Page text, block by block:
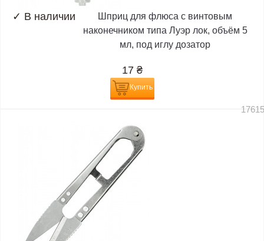
✓ В наличии
Шприц для флюса с винтовым
наконечником типа Луэр лок, объём 5
мл, под иглу дозатор
17 ₴
Купить